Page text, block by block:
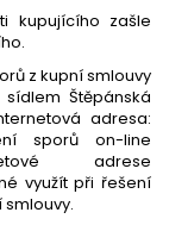
kupujícího zašle
z kupní smlouvy
Štěpánská
adresa:
sporů on-line
adrese
využít při řešení